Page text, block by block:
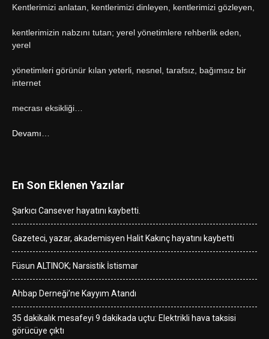
Kentlerimizi anlatan, kentlerimizi dinleyen, kentlerimizi gözleyen,
kentlerimizin nabzını tutan; yerel yönetimlere rehberlik eden,
yerel
yönetimleri görünür kılan yeterli, nesnel, tarafsız, bağımsız bir
internet
mecrası eksikliği…
Devamı…
En Son Eklenen Yazılar
Şarkıcı Cansever hayatını kaybetti.
Gazeteci, yazar, akademisyen Halit Kakınç hayatını kaybetti
Füsun ALTINOK; Narsistik İstismar
Ahbap Derneği’ne Kayyım Atandı
35 dakikalık mesafeyi 9 dakikada uçtu: Elektrikli hava taksisi
görücüye çıktı